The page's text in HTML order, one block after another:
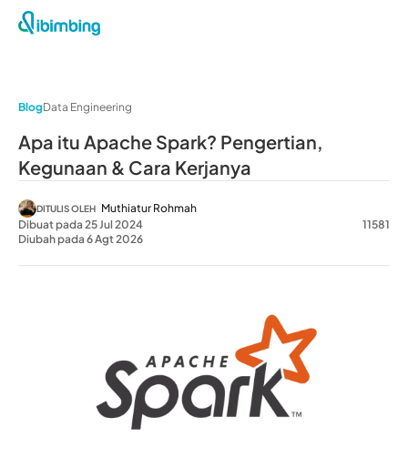
BlogData Engineering
Apa itu Apache Spark? Pengertian,
Kegunaan & Cara Kerjanya
DITULIS OLEH Muthiatur Rohmah
Dibuat pada 25 Jul 2024
Diubah pada 6 Agt 2026
11581